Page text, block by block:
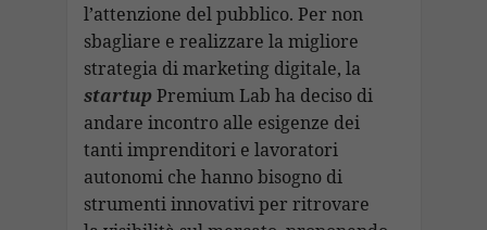
l’attenzione del pubblico. Per non
sbagliare e realizzare la migliore
strategia di marketing digitale, la
startup Premium Lab ha deciso di
andare incontro alle esigenze dei
tanti imprenditori e lavoratori
autonomi che hanno bisogno di
strumenti innovativi per ritrovare